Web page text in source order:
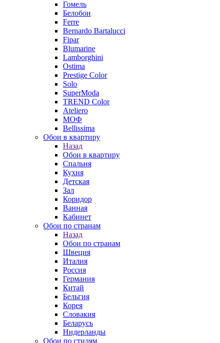
Гомель
Белобои
Ferre
Bernardo Bartalucci
Fipar
Blumarine
Lamborghini
Ostima
Prestige Color
Solo
SuperModa
TREND Color
Ateliero
МОФ
Bellissima
Обои в квартиру
Назад
Обои в квартиру
Спальня
Кухня
Детская
Зал
Коридор
Ванная
Кабинет
Обои по странам
Назад
Обои по странам
Швеция
Италия
Россия
Германия
Китай
Бельгия
Корея
Словакия
Беларусь
Нидерланды
Обои по стилям